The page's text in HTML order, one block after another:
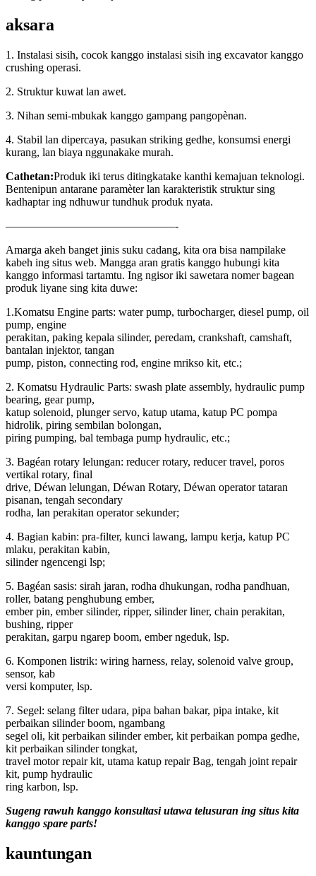
aksara
1. Instalasi sisih, cocok kanggo instalasi sisih ing excavator kanggo
crushing operasi.
2. Struktur kuwat lan awet.
3. Nihan semi-mbukak kanggo gampang pangopènan.
4. Stabil lan dipercaya, pasukan striking gedhe, konsumsi energi
kurang, lan biaya nggunakake murah.
Cathetan:Produk iki terus ditingkatake kanthi kemajuan teknologi.
Bentenipun antarane paramèter lan karakteristik struktur sing
kadhaptar ing ndhuwur tundhuk produk nyata.
———————————————-
Amarga akeh banget jinis suku cadang, kita ora bisa nampilake
kabeh ing situs web. Mangga aran gratis kanggo hubungi kita
kanggo informasi tartamtu. Ing ngisor iki sawetara nomer bagean
produk liyane sing kita duwe:
1.Komatsu Engine parts: water pump, turbocharger, diesel pump, oil
pump, engine
perakitan, paking kepala silinder, peredam, crankshaft, camshaft,
bantalan injektor, tangan
pump, piston, connecting rod, engine mrikso kit, etc.;
2. Komatsu Hydraulic Parts: swash plate assembly, hydraulic pump
bearing, gear pump,
katup solenoid, plunger servo, katup utama, katup PC pompa
hidrolik, piring sembilan bolongan,
piring pumping, bal tembaga pump hydraulic, etc.;
3. Bagéan rotary lelungan: reducer rotary, reducer travel, poros
vertikal rotary, final
drive, Déwan lelungan, Déwan Rotary, Déwan operator tataran
pisanan, tengah secondary
rodha, lan perakitan operator sekunder;
4. Bagian kabin: pra-filter, kunci lawang, lampu kerja, katup PC
mlaku, perakitan kabin,
silinder ngencengi lsp;
5. Bagéan sasis: sirah jaran, rodha dhukungan, rodha pandhuan,
roller, batang penghubung ember,
ember pin, ember silinder, ripper, silinder liner, chain perakitan,
bushing, ripper
perakitan, garpu ngarep boom, ember ngeduk, lsp.
6. Komponen listrik: wiring harness, relay, solenoid valve group,
sensor, kab
versi komputer, lsp.
7. Segel: selang filter udara, pipa bahan bakar, pipa intake, kit
perbaikan silinder boom, ngambang
segel oli, kit perbaikan silinder ember, kit perbaikan pompa gedhe,
kit perbaikan silinder tongkat,
travel motor repair kit, utama katup repair Bag, tengah joint repair
kit, pump hydraulic
ring karbon, lsp.
Sugeng rawuh kanggo konsultasi utawa telusuran ing situs kita
kanggo spare parts!
kauntungan